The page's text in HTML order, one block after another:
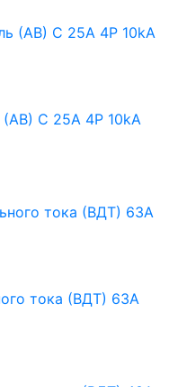
C 25A 4P 10kA
тока (ВДТ) 63A